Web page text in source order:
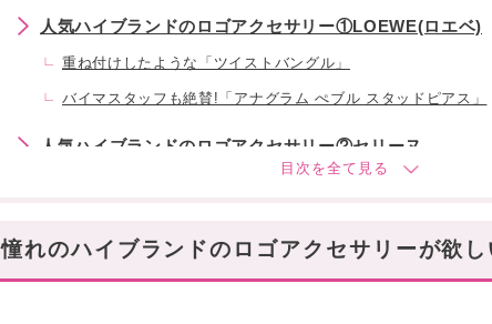
人気ハイブランドのロゴアクセサリー①LOEWE(ロエベ)
重ね付けしたような「ツイストバングル」
バイマスタッフも絶賛!「アナグラム ぺブル スタッドピアス」
人気ハイブランドのロゴアクセサリー②セリーヌ
人気ハイブランドのロゴアクセサリー③ミュウミュウ
憧れのハイブランドのロゴアクセサリーが欲